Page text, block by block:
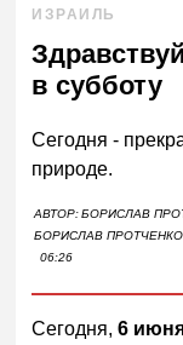
ИЗРАИЛЬ
в субботу
Сегодня -
природе.
АВТОР:БОРИСЛАВ
БОРИСЛАВ
06:26
Сегодня,6